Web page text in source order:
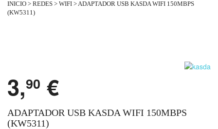
INICIO > REDES > WIFI > ADAPTADOR USB KASDA WIFI 150MBPS
(KW5311)
3,90 €
ADAPTADOR USB KASDA WIFI 150MBPS
(KW5311)